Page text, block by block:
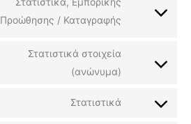
Προώθησης / Καταγραφής
Στατιστικά στοιχεία
(ανώνυμα)
Στατιστικά